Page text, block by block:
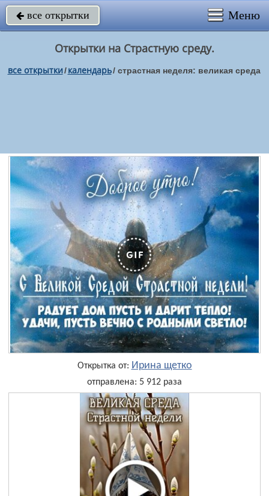
 все открытки Меню
Открытки на Страстную среду.
все открытки/ календарь/ страстная неделя: великая среда
Открытка от: Ирина щетко
отправлена: 5 912 раза